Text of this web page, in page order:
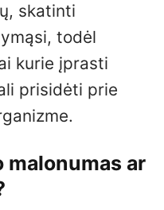
skatinti
todėl
kurie įprasti
prisidėti prie
malonumas ar